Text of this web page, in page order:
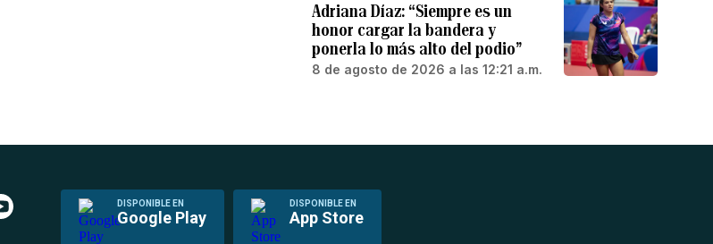
Adriana Díaz: “Siempre es un
honor cargar la bandera y
ponerla lo más alto del podio”
8 de agosto de 2026 a las 12:21 a.m.
DISPONIBLE EN
Google Play
DISPONIBLE EN
App Store